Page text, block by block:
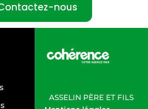
nous
ASSELIN PÈRE ET FILS